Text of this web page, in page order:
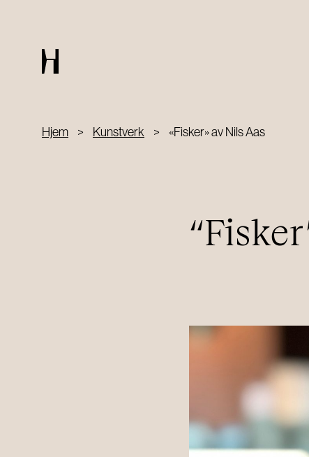
Private arrangementer
Seminarer og arrangementer
Hjem > Kunstverk > «Fisker» av Nils Aas